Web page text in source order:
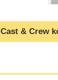
Cast & Crew